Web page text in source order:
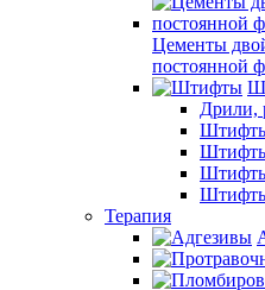
Цементы
постоянной
Дрили,
Штифты
Штифты
Терапия